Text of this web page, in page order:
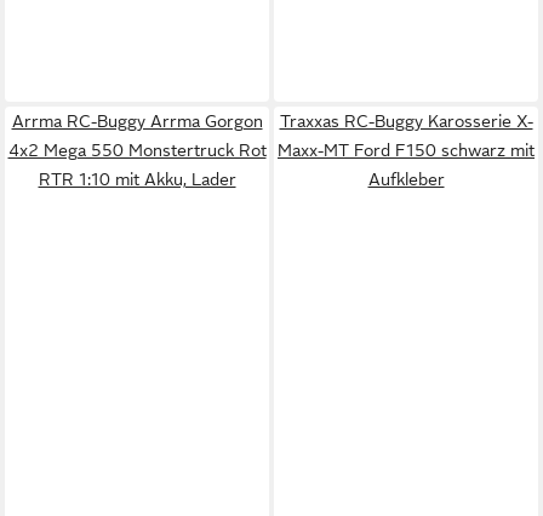
Arrma RC-Buggy Arrma Gorgon
4x2 Mega 550 Monstertruck Rot
RTR 1:10 mit Akku, Lader
Traxxas RC-Buggy Karosserie X-
Maxx-MT Ford F150 schwarz mit
Aufkleber